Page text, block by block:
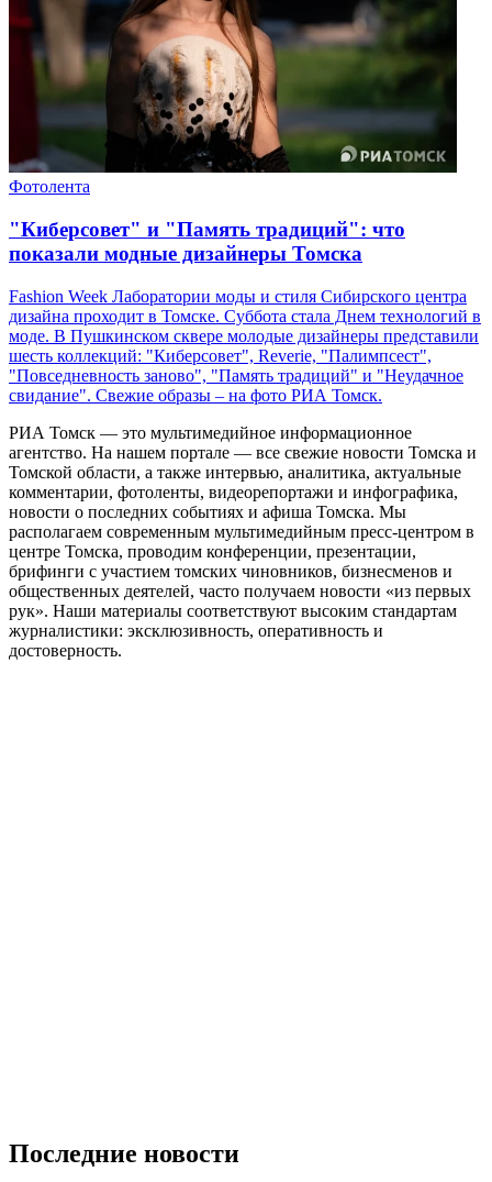
Фотолента
"Киберсовет" и "Память традиций": что
показали модные дизайнеры Томска
Fashion Week Лаборатории моды и стиля Сибирского центра
дизайна проходит в Томске. Суббота стала Днем технологий в
моде. В Пушкинском сквере молодые дизайнеры представили
шесть коллекций: "Киберсовет", Reverie, "Палимпсест",
"Повседневность заново", "Память традиций" и "Неудачное
свидание". Свежие образы – на фото РИА Томск.
РИА Томск — это мультимедийное информационное
агентство. На нашем портале — все свежие новости Томска и
Томской области, а также интервью, аналитика, актуальные
комментарии, фотоленты, видеорепортажи и инфографика,
новости о последних событиях и афиша Томска. Мы
располагаем современным мультимедийным пресс-центром в
центре Томска, проводим конференции, презентации,
брифинги с участием томских чиновников, бизнесменов и
общественных деятелей, часто получаем новости «из первых
рук». Наши материалы соответствуют высоким стандартам
журналистики: эксклюзивность, оперативность и
достоверность.
Последние новости